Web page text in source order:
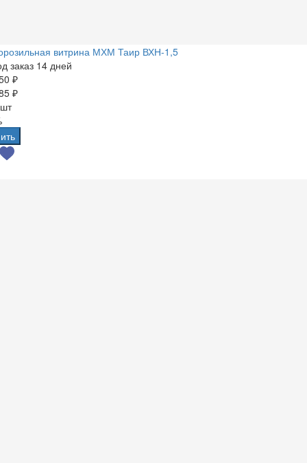
витрина МХМ Таир ВХН-1,5
заказ 14 дней
₽
₽